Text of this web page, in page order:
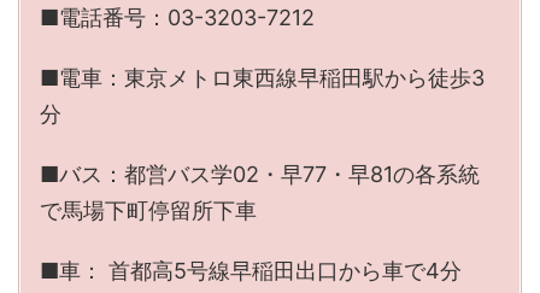
■電話番号：03-3203-7212
■電車：東京メトロ東西線早稲田駅から徒歩3
分
■バス：都営バス学02・早77・早81の各系統
で馬場下町停留所下車
■車： 首都高5号線早稲田出口から車で4分